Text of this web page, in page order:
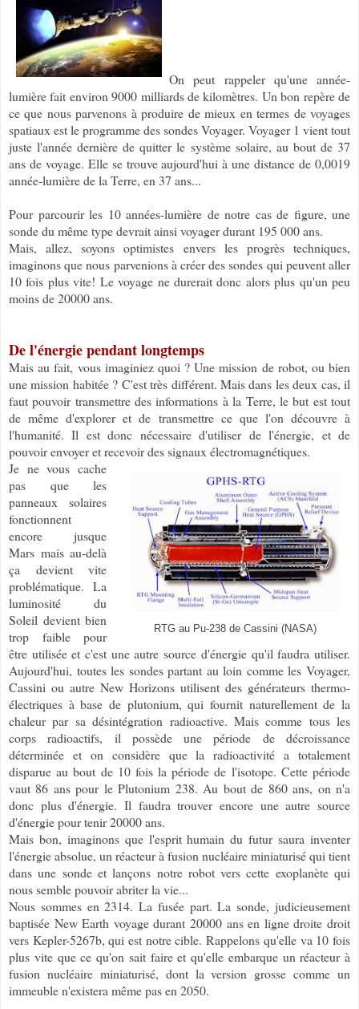
On peut rappeler qu'une année-
lumière fait environ 9000 milliards de kilomètres. Un bon repère de
ce que nous parvenons à produire de mieux en termes de voyages
spatiaux est le programme des sondes Voyager. Voyager 1 vient tout
juste l'année dernière de quitter le système solaire, au bout de 37
ans de voyage. Elle se trouve aujourd'hui à une distance de 0,0019
année-lumière de la Terre, en 37 ans...
Pour parcourir les 10 années-lumière de notre cas de figure, une
sonde du même type devrait ainsi voyager durant 195 000 ans.
Mais, allez, soyons optimistes envers les progrès techniques,
imaginons que nous parvenions à créer des sondes qui peuvent aller
10 fois plus vite! Le voyage ne durerait donc alors plus qu'un peu
moins de 20000 ans.
De l'énergie pendant longtemps
Mais au fait, vous imaginiez quoi ? Une mission de robot, ou bien
une mission habitée ? C'est très différent. Mais dans les deux cas, il
faut pouvoir transmettre des informations à la Terre, le but est tout
de même d'explorer et de transmettre ce que l'on découvre à
l'humanité. Il est donc nécessaire d'utiliser de l'énergie, et de
pouvoir envoyer et recevoir des signaux électromagnétiques.
RTG au Pu-238 de Cassini (NASA)
Je ne vous cache
pas que les
panneaux solaires
fonctionnent
encore jusque
Mars mais au-delà
ça devient vite
problématique. La
luminosité du
Soleil devient bien
trop faible pour
être utilisée et c'est une autre source d'énergie qu'il faudra utiliser.
Aujourd'hui, toutes les sondes partant au loin comme les Voyager,
Cassini ou autre New Horizons utilisent des générateurs thermo-
électriques à base de plutonium, qui fournit naturellement de la
chaleur par sa désintégration radioactive. Mais comme tous les
corps radioactifs, il possède une période de décroissance
déterminée et on considère que la radioactivité a totalement
disparue au bout de 10 fois la période de l'isotope. Cette période
vaut 86 ans pour le Plutonium 238. Au bout de 860 ans, on n'a
donc plus d'énergie. Il faudra trouver encore une autre source
d'énergie pour tenir 20000 ans.
Mais bon, imaginons que l'esprit humain du futur saura inventer
l'énergie absolue, un réacteur à fusion nucléaire miniaturisé qui tient
dans une sonde et lançons notre robot vers cette exoplanète qui
nous semble pouvoir abriter la vie...
Nous sommes en 2314. La fusée part. La sonde, judicieusement
baptisée New Earth voyage durant 20000 ans en ligne droite droit
vers Kepler-5267b, qui est notre cible. Rappelons qu'elle va 10 fois
plus vite que ce qu'on sait faire et qu'elle embarque un réacteur à
fusion nucléaire miniaturisé, dont la version grosse comme un
immeuble n'existera même pas en 2050.